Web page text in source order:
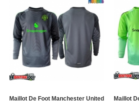
Maillot De Foot Manchester United
Maillot